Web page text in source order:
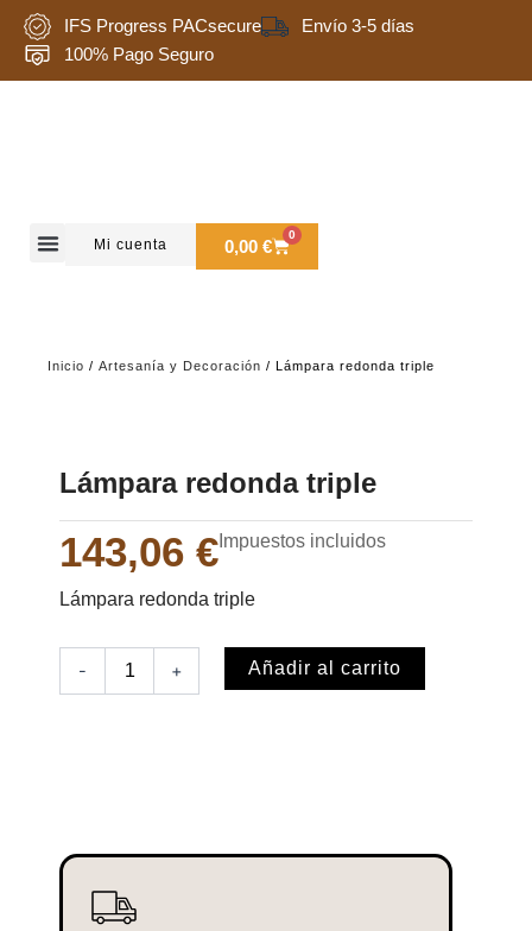
contenido
IFS Progress PACsecure
Envío 3-5 días
100% Pago Seguro
Mi cuenta 0,00€
0
Carrito
Inicio / Artesanía y Decoración / Lámpara redonda triple
Lámpara redonda triple
143,06 € Impuestos incluidos
Lámpara redonda triple
- + Añadir al carrito